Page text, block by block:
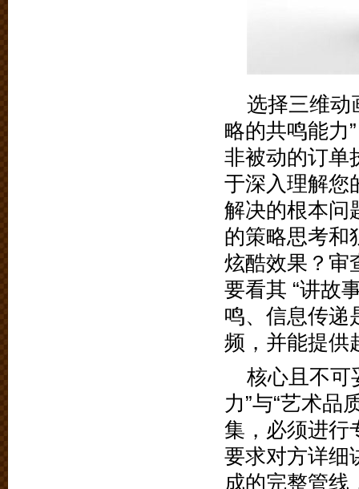
选择三维动
略的共鸣能力
非被动的订单
于深入理解您
解决的根本问
的策略思考和
炫酷效果？审
要看其 “讲故
鸣、信息传递
频，并能提供
核心且不可
力”与“艺术品
集，必须进行
要求对方详细
成的完整管线